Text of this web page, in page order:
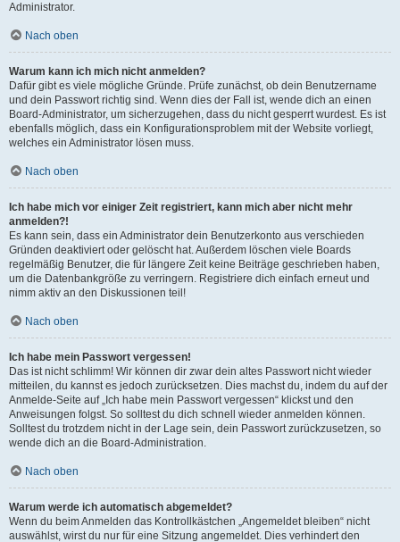
Administrator.
Nach oben
Warum kann ich mich nicht anmelden?
Dafür gibt es viele mögliche Gründe. Prüfe zunächst, ob dein Benutzername
und dein Passwort richtig sind. Wenn dies der Fall ist, wende dich an einen
Board-Administrator, um sicherzugehen, dass du nicht gesperrt wurdest. Es ist
ebenfalls möglich, dass ein Konfigurationsproblem mit der Website vorliegt,
welches ein Administrator lösen muss.
Nach oben
Ich habe mich vor einiger Zeit registriert, kann mich aber nicht mehr
anmelden?!
Es kann sein, dass ein Administrator dein Benutzerkonto aus verschieden
Gründen deaktiviert oder gelöscht hat. Außerdem löschen viele Boards
regelmäßig Benutzer, die für längere Zeit keine Beiträge geschrieben haben,
um die Datenbankgröße zu verringern. Registriere dich einfach erneut und
nimm aktiv an den Diskussionen teil!
Nach oben
Ich habe mein Passwort vergessen!
Das ist nicht schlimm! Wir können dir zwar dein altes Passwort nicht wieder
mitteilen, du kannst es jedoch zurücksetzen. Dies machst du, indem du auf der
Anmelde-Seite auf „Ich habe mein Passwort vergessen“ klickst und den
Anweisungen folgst. So solltest du dich schnell wieder anmelden können.
Solltest du trotzdem nicht in der Lage sein, dein Passwort zurückzusetzen, so
wende dich an die Board-Administration.
Nach oben
Warum werde ich automatisch abgemeldet?
Wenn du beim Anmelden das Kontrollkästchen „Angemeldet bleiben“ nicht
auswählst, wirst du nur für eine Sitzung angemeldet. Dies verhindert den